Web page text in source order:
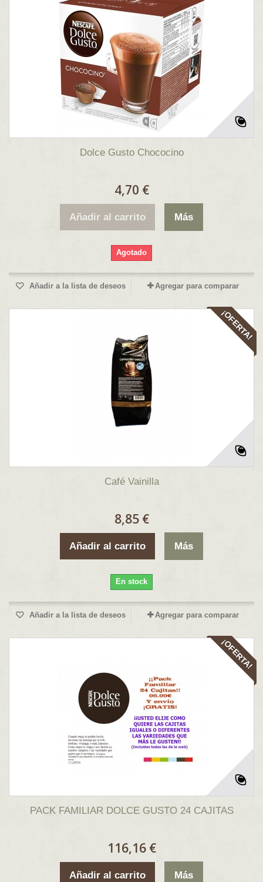
Dolce Gusto Chococino
4,70 €
Añadir al carrito Más
Agotado
Añadir a la lista de deseos Agregar para comparar
¡OFERTA!
Café Vainilla
8,85 €
Añadir al carrito Más
En stock
Añadir a la lista de deseos Agregar para comparar
¡OFERTA!
PACK FAMILIAR DOLCE GUSTO 24 CAJITAS
116,16 €
Añadir al carrito Más